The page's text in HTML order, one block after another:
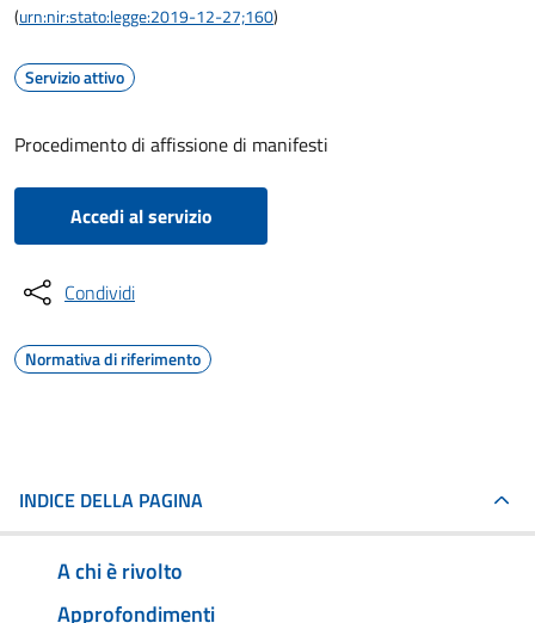
(urn:nir:stato:legge:2019-12-27;160)
Servizio attivo
Procedimento di affissione di manifesti
Accedi al servizio
Condividi
Normativa di riferimento
INDICE DELLA PAGINA
A chi è rivolto
Approfondimenti